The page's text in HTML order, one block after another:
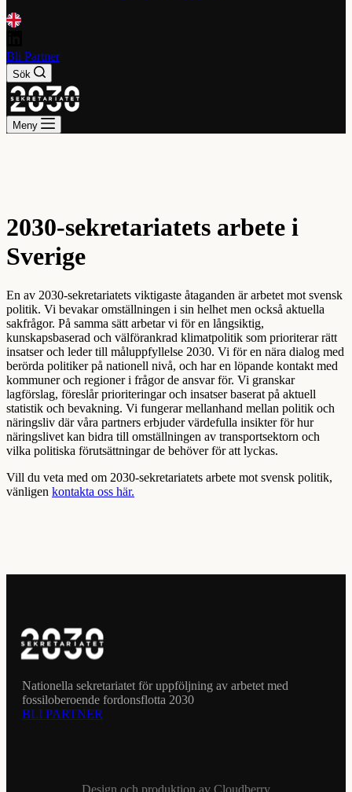
Bli Partner
Sök
Meny
2030-sekretariatets arbete i
Sverige
En av 2030-sekretariatets viktigaste åtaganden är arbetet mot svensk
politik. Vi bevakar omställningen i sin helhet men också aktuella
sakfrågor. På samma sätt arbetar vi för en långsiktig,
kunskapsbaserad och välförankrad klimatpolitik som prioriterar rätt
insatser och leder till måluppfyllelse 2030. Vi för en nära dialog med
berörda politiker på nationell nivå, och har en löpande kontakt med
kommuner och regioner i frågor de ansvar för. Vi granskar
lagförslag, föreslår prioriteringar och insatser baserat på aktuell
statistik och bevakning. Vi fungerar mellanhand mellan politik och
näringsliv där våra partners erbjuder värdefulla insikter för hur
näringslivet kan bidra till omställningen av transportsektorn och
vilka politiska förutsättningar de behöver för att lyckas.
Vill du veta med om 2030-sekretariatets arbete mot svensk politik,
vänligen kontakta oss här.
Nationella sekretariatet för uppföljning av arbetet med
fossiloberoende fordonsflotta 2030
BLI PARTNER
Design och produktion av Cloudberry